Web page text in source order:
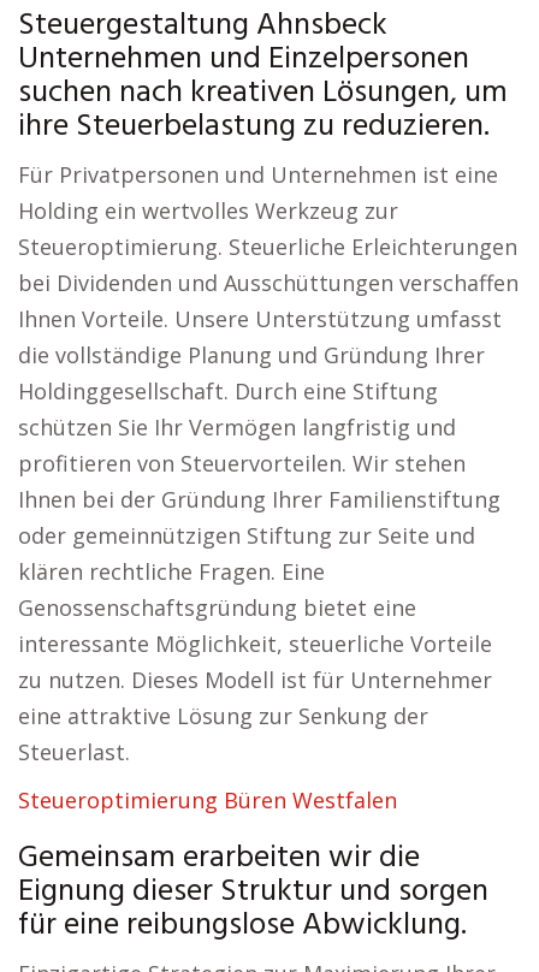
Steuergestaltung Ahnsbeck
Unternehmen und Einzelpersonen
suchen nach kreativen Lösungen, um
ihre Steuerbelastung zu reduzieren.
Für Privatpersonen und Unternehmen ist eine
Holding ein wertvolles Werkzeug zur
Steueroptimierung. Steuerliche Erleichterungen
bei Dividenden und Ausschüttungen verschaffen
Ihnen Vorteile. Unsere Unterstützung umfasst
die vollständige Planung und Gründung Ihrer
Holdinggesellschaft. Durch eine Stiftung
schützen Sie Ihr Vermögen langfristig und
profitieren von Steuervorteilen. Wir stehen
Ihnen bei der Gründung Ihrer Familienstiftung
oder gemeinnützigen Stiftung zur Seite und
klären rechtliche Fragen. Eine
Genossenschaftsgründung bietet eine
interessante Möglichkeit, steuerliche Vorteile
zu nutzen. Dieses Modell ist für Unternehmer
eine attraktive Lösung zur Senkung der
Steuerlast.
Steueroptimierung Büren Westfalen
Gemeinsam erarbeiten wir die
Eignung dieser Struktur und sorgen
für eine reibungslose Abwicklung.